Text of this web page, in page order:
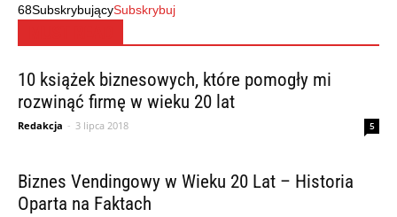
68SubskrybującySubskrybuj
10 książek biznesowych, które pomogły mi
rozwinąć firmę w wieku 20 lat
Redakcja - 3 lipca 2018 5
Biznes Vendingowy w Wieku 20 Lat – Historia
Oparta na Faktach